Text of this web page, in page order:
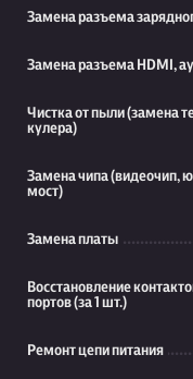
Замена разъема
Замена разъема HDMI,
Чистка от пыли (замена
кулера)
Замена чипа (видеочип,
мост)
Замена платы
Восстановление
портов (за 1 шт.)
Ремонт цепи питания